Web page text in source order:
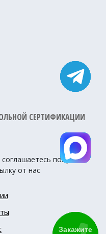
Закажите
СЕРТИФИКАЦИИ
получать
от нас